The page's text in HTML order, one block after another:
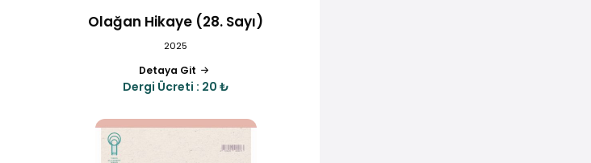
Olağan Hikaye (28. Sayı)
2025
Detaya Git
Dergi Ücreti : 20 ₺